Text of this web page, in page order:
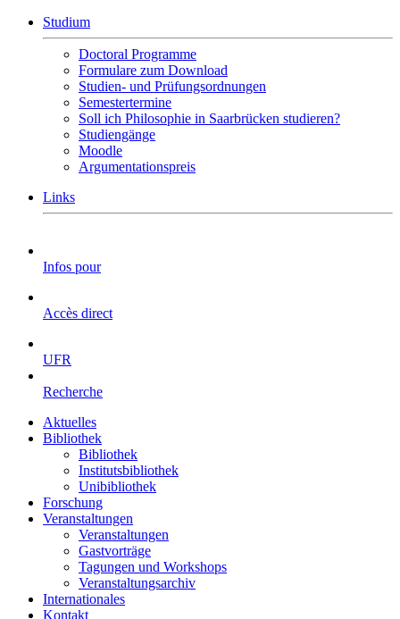
Studium
Doctoral Programme
Formulare zum Download
Studien- und Prüfungsordnungen
Semestertermine
Soll ich Philosophie in Saarbrücken studieren?
Studiengänge
Moodle
Argumentationspreis
Links
Infos pour
Accès direct
UFR
Recherche
Aktuelles
Bibliothek
Bibliothek
Institutsbibliothek
Unibibliothek
Forschung
Veranstaltungen
Veranstaltungen
Gastvorträge
Tagungen und Workshops
Veranstaltungsarchiv
Internationales
Kontakt